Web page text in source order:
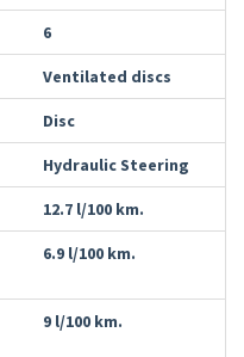
6
Ventilated discs
Disc
Hydraulic Steering
12.7 l/100 km.
6.9 l/100 km.
9 l/100 km.